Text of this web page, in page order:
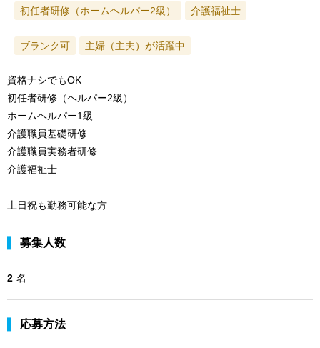
初任者研修（ホームヘルパー2級）
介護福祉士
ブランク可 主婦（主夫）が活躍中
資格ナシでもOK
初任者研修（ヘルパー2級）
ホームヘルパー1級
介護職員基礎研修
介護職員実務者研修
介護福祉士
土日祝も勤務可能な方
募集人数
2 名
応募方法